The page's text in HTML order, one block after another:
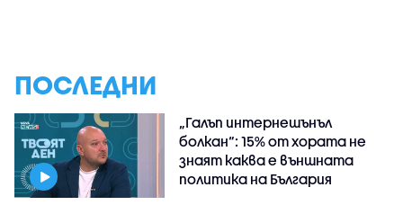
ПОСЛЕДНИ
„Галъп интернешънъл
болкан“: 15% от хората не
знаят каква е външната
политика на България